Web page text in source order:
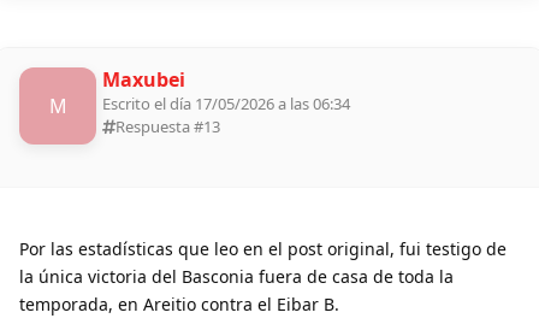
M
Maxubei
Escrito el día 17/05/2026 a las 06:34
Respuesta #13
Por las estadísticas que leo en el post original, fui testigo de
la única victoria del Basconia fuera de casa de toda la
temporada, en Areitio contra el Eibar B.